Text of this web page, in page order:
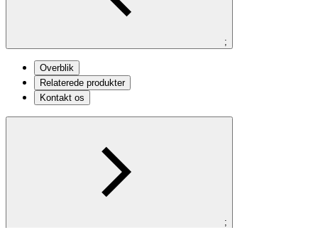
;
Overblik
Relaterede produkter
Kontakt os
;